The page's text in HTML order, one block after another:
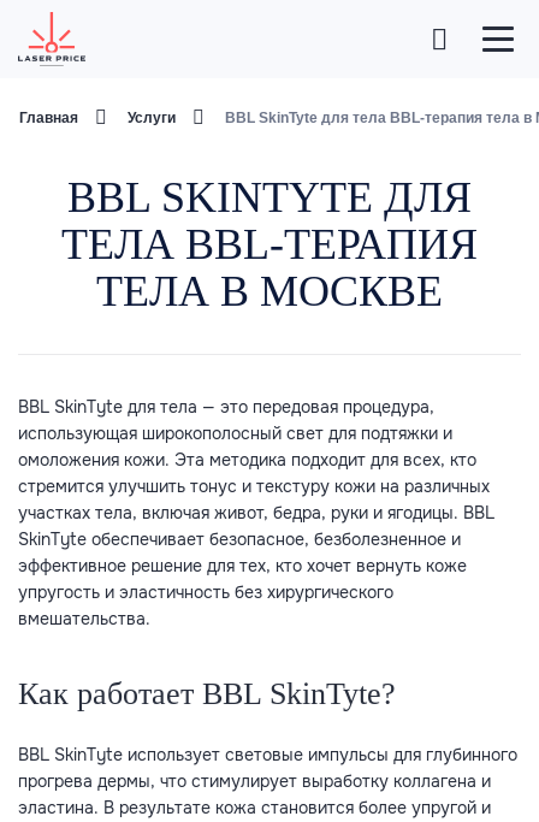
Главная Услуги BBL SkinTyte для тела BBL-терапия тела в
BBL SKINTYTE ДЛЯ
ТЕЛА BBL-ТЕРАПИЯ
ТЕЛА В МОСКВЕ
BBL SkinTyte для тела — это передовая процедура,
использующая широкополосный свет для подтяжки и
омоложения кожи. Эта методика подходит для всех, кто
стремится улучшить тонус и текстуру кожи на различных
участках тела, включая живот, бедра, руки и ягодицы. BBL
SkinTyte обеспечивает безопасное, безболезненное и
эффективное решение для тех, кто хочет вернуть коже
упругость и эластичность без хирургического
вмешательства.
Как работает BBL SkinTyte?
BBL SkinTyte использует световые импульсы для глубинного
прогрева дермы, что стимулирует выработку коллагена и
эластина. В результате кожа становится более упругой и